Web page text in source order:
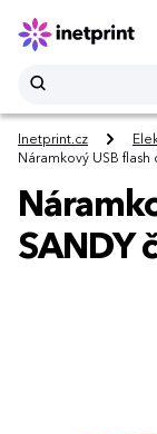
Inetprint.cz
Náramkový USB flash
SANDY